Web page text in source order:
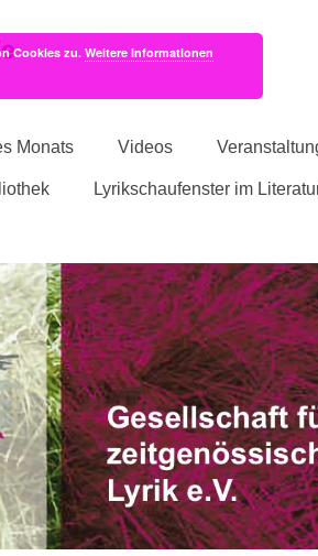
Monats Videos
Lyrikschaufenster im
Cookies zu.Weitere Informationen